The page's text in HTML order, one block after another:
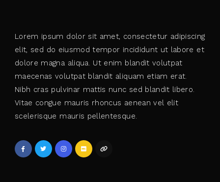
Lorem ipsum dolor sit amet, consectetur adipiscing
elit, sed do eiusmod tempor incididunt ut labore et
dolore magna aliqua. Ut enim blandit volutpat
maecenas volutpat blandit aliquam etiam erat.
Nibh cras pulvinar mattis nunc sed blandit libero.
Vitae congue mauris rhoncus aenean vel elit
scelerisque mauris pellentesque.